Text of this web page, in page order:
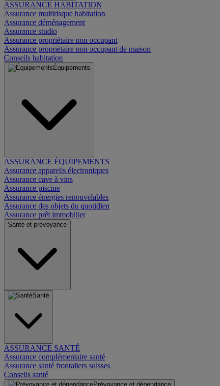
ASSURANCE HABITATION
Assurance multirisque habitation
Assurance déménagement
Assurance studio
Assurance propriétaire non occupant
Assurance propriétaire non occupant de maison
Conseils habitation
Équipements
ASSURANCE ÉQUIPEMENTS
Assurance appareils électroniques
Assurance cave à vins
Assurance piscine
Assurance énergies renouvelables
Assurance des objets du quotidien
Assurance prêt immobilier
Santé et prévoyance
Santé
ASSURANCE SANTÉ
Assurance complémentaire santé
Assurance santé frontaliers suisses
Conseils santé
Prévoyance et dépendance